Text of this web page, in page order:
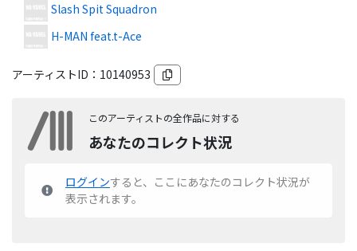
Slash Spit Squadron
H-MAN feat.t-Ace
アーティストID： 10140953
このアーティストの全作品に対する
あなたのコレクト状況
ログインすると、ここにあなたのコレクト状況が
表示されます。